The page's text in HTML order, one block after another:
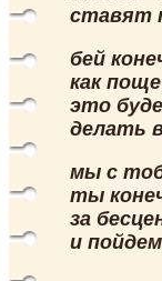
ставят
бей
как
это
делать
мы с
ты
за
и